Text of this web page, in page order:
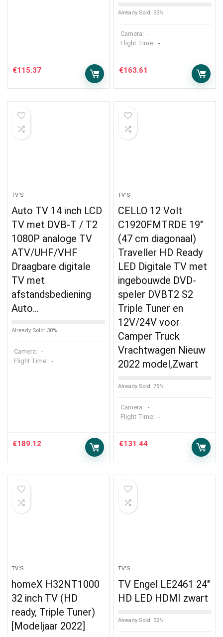
€115.37
Already Sold: 33%
Camera: -
Flight Time: -
€163.61
TV'S
Auto TV 14 inch LCD
TV met DVB-T / T2
1080P analoge TV
ATV/UHF/VHF
Draagbare digitale
TV met
afstandsbediening
Auto…
Already Sold: 30%
Camera: -
Flight Time: -
€189.12
TV'S
CELLO 12 Volt
C1920FMTRDE 19″
(47 cm diagonaal)
Traveller HD Ready
LED Digitale TV met
ingebouwde DVD-
speler DVBT2 S2
Triple Tuner en
12V/24V voor
Camper Truck
Vrachtwagen Nieuw
2022 model,Zwart
Already Sold: 75%
Camera: -
Flight Time: -
€131.44
TV'S
homeX H32NT1000
32 inch TV (HD
ready, Triple Tuner)
[Modeljaar 2022]
TV'S
TV Engel LE2461 24″
HD LED HDMI zwart
Already Sold: 32%